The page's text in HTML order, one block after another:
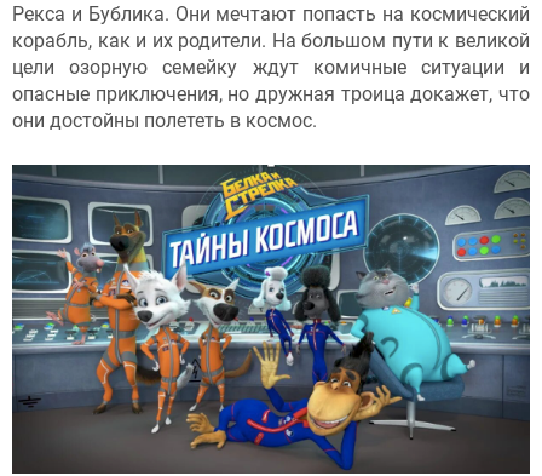
Рекса и Бублика. Они мечтают попасть на космический
корабль, как и их родители. На большом пути к великой
цели озорную семейку ждут комичные ситуации и
опасные приключения, но дружная троица докажет, что
они достойны полететь в космос.